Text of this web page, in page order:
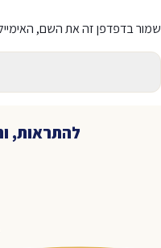
בדפדפן זה את השם,
להתראות,